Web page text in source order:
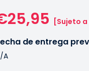
[Sujeto
de entrega
A